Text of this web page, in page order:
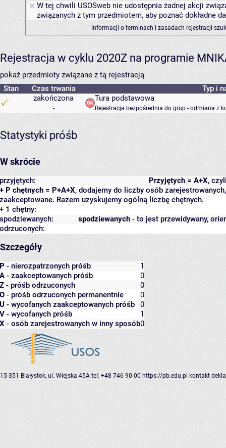
W tej chwili USOSweb nie udostępnia żadnej akcji
związanych z tym przedmiotem, aby poznać dokładne
Informacji o terminach i zasadach rejestracji
Rejestracja w cyklu 2020Z na programie
pokaż przedmioty związane z tą rejestracją
Stan
Czas trwania
Typ i
zakończona
-
Tura podstawowa
Rejestracja bezpośrednia do grup - odmiana z
Statystyki próśb
W skrócie
Przyjętych = A+X,
przyjętych:
+ P chętnych = P+A+X, dodajemy do liczby osób
zaakceptowane. Razem uzyskujemy ogólną liczbę chętnych.
+ 1 chętny:
spodziewanych - to jest przewidywany,
spodziewanych:
odrzuconych:
Szczegóły
P - nierozpatrzonych próśb
1
A - zaakceptowanych próśb
0
Z - próśb odrzuconych
0
O - próśb odrzuconych permanentnie
0
U - wycofanych zaakceptowanych próśb
0
V - wycofanych próśb
1
X - osób zarejestrowanych w inny sposób0
15-351 Białystok, ul. Wiejska 45A tel: +48 746 90 00 https://pb.edu.pl kontakt